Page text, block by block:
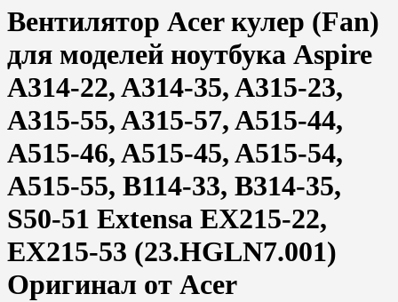
Вентилятор Acer кулер (Fan)
для моделей ноутбука Aspire
A314-22, A314-35, A315-23,
A315-55, A315-57, A515-44,
A515-46, A515-45, A515-54,
A515-55, B114-33, B314-35,
S50-51 Extensa EX215-22,
EX215-53 (23.HGLN7.001)
Оригинал от Acer